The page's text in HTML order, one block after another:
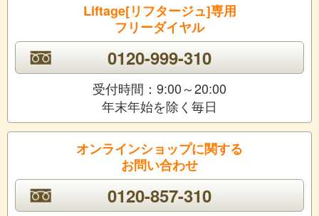
Liftage[リフタージュ]専用
フリーダイヤル
0120-999-310
受付時間：9:00～20:00
年末年始を除く毎日
オンラインショップに関する
お問い合わせ
0120-857-310